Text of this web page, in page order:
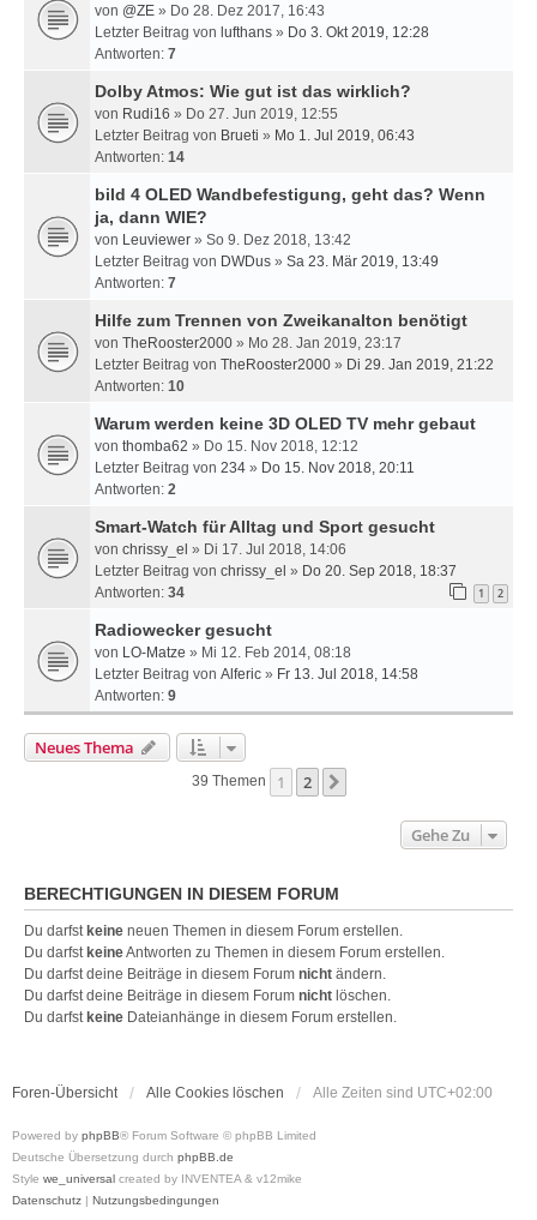
von @ZE » Do 28. Dez 2017, 16:43
Letzter Beitrag von lufthans » Do 3. Okt 2019, 12:28
Antworten: 7
Dolby Atmos: Wie gut ist das wirklich?
von Rudi16 » Do 27. Jun 2019, 12:55
Letzter Beitrag von Brueti » Mo 1. Jul 2019, 06:43
Antworten: 14
bild 4 OLED Wandbefestigung, geht das? Wenn
ja, dann WIE?
von Leuviewer » So 9. Dez 2018, 13:42
Letzter Beitrag von DWDus » Sa 23. Mär 2019, 13:49
Antworten: 7
Hilfe zum Trennen von Zweikanalton benötigt
von TheRooster2000 » Mo 28. Jan 2019, 23:17
Letzter Beitrag von TheRooster2000 » Di 29. Jan 2019, 21:22
Antworten: 10
Warum werden keine 3D OLED TV mehr gebaut
von thomba62 » Do 15. Nov 2018, 12:12
Letzter Beitrag von 234 » Do 15. Nov 2018, 20:11
Antworten: 2
Smart-Watch für Alltag und Sport gesucht
von chrissy_el » Di 17. Jul 2018, 14:06
Letzter Beitrag von chrissy_el » Do 20. Sep 2018, 18:37
Antworten: 34 1 2
Radiowecker gesucht
von LO-Matze » Mi 12. Feb 2014, 08:18
Letzter Beitrag von Alferic » Fr 13. Jul 2018, 14:58
Antworten: 9
Neues Thema
39 Themen 1 2
Gehe Zu
BERECHTIGUNGEN IN DIESEM FORUM
Du darfst keine neuen Themen in diesem Forum erstellen.
Du darfst keineAntworten zu Themen in diesem Forum erstellen.
Du darfst deine Beiträge in diesem Forum nicht ändern.
Du darfst deine Beiträge in diesem Forum nicht löschen.
Du darfst keine Dateianhänge in diesem Forum erstellen.
Foren-Übersicht Alle Cookies löschen Alle Zeiten sind UTC+02:00
Powered by phpBB® Forum Software © phpBB Limited
Deutsche Übersetzung durch phpBB.de
Style we_universal created by INVENTEA & v12mike
Datenschutz | Nutzungsbedingungen